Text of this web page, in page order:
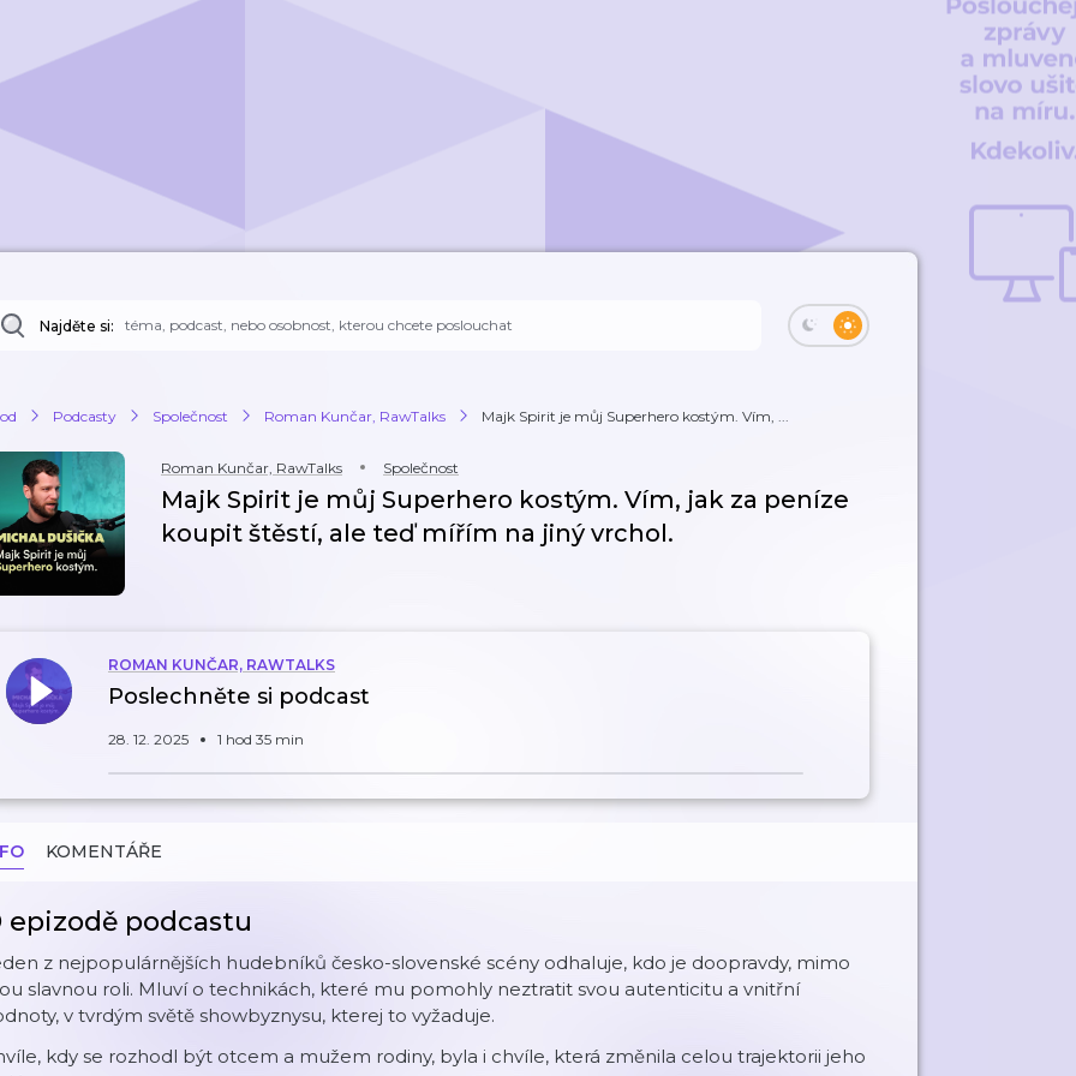
Najděte si:
Podcasty Společnost Roman Kunčar, RawTalks Majk Spirit je můj Superhero kostým. Vím, ...
Roman Kunčar, RawTalks Společnost
Majk Spirit je můj Superhero kostým. Vím, jak za peníze
koupit štěstí, ale teď mířím na jiný vrchol.
ROMAN KUNČAR, RAWTALKS
Poslechněte si podcast
28. 12. 2025 1 hod 35 min
KOMENTÁŘE
epizodě podcastu
z nejpopulárnějších hudebníků česko-slovenské scény odhaluje, kdo je doopravdy, mimo
slavnou roli. Mluví o technikách, které mu pomohly neztratit svou autenticitu a vnitřní
v tvrdým světě showbyznysu, kterej to vyžaduje.
kdy se rozhodl být otcem a mužem rodiny, byla i chvíle, která změnila celou trajektorii jeho